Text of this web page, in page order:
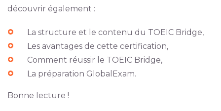
découvrir également :
La structure et le contenu du TOEIC Bridge,
Les avantages de cette certification,
Comment réussir le TOEIC Bridge,
La préparation GlobalExam.
Bonne lecture !